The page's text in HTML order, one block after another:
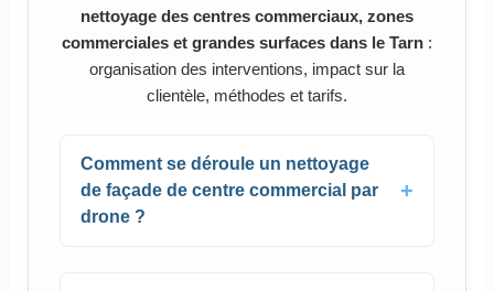
nettoyage des centres commerciaux, zones
commerciales et grandes surfaces dans le Tarn :
organisation des interventions, impact sur la
clientèle, méthodes et tarifs.
Comment se déroule un nettoyage
de façade de centre commercial par
drone ?